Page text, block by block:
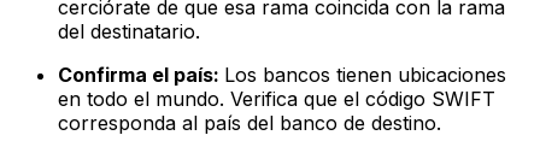
cerciórate de que esa rama coincida con la rama
del destinatario.
Confirma el país: Los bancos tienen ubicaciones
en todo el mundo. Verifica que el código SWIFT
corresponda al país del banco de destino.